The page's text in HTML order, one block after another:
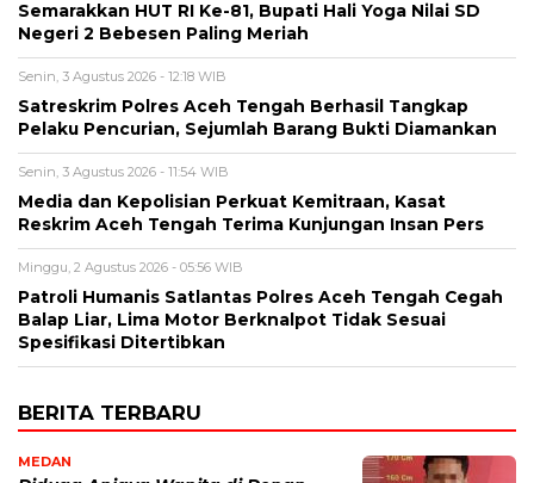
Semarakkan HUT RI Ke-81, Bupati Hali Yoga Nilai SD
Negeri 2 Bebesen Paling Meriah
Senin, 3 Agustus 2026 - 12:18 WIB
Satreskrim Polres Aceh Tengah Berhasil Tangkap
Pelaku Pencurian, Sejumlah Barang Bukti Diamankan
Senin, 3 Agustus 2026 - 11:54 WIB
Media dan Kepolisian Perkuat Kemitraan, Kasat
Reskrim Aceh Tengah Terima Kunjungan Insan Pers
Minggu, 2 Agustus 2026 - 05:56 WIB
Patroli Humanis Satlantas Polres Aceh Tengah Cegah
Balap Liar, Lima Motor Berknalpot Tidak Sesuai
Spesifikasi Ditertibkan
BERITA TERBARU
MEDAN